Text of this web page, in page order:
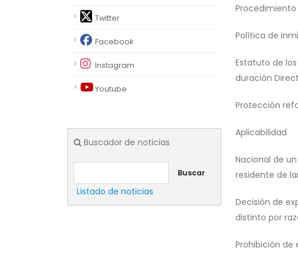
Twitter
Facebook
Instagram
Youtube
Buscador de noticias
Buscar
Listado de noticias
Política de
Estatuto de
duración
Protección
Aplicabilidad
Nacional de
residente de
Decisión de
distinto por
Prohibición